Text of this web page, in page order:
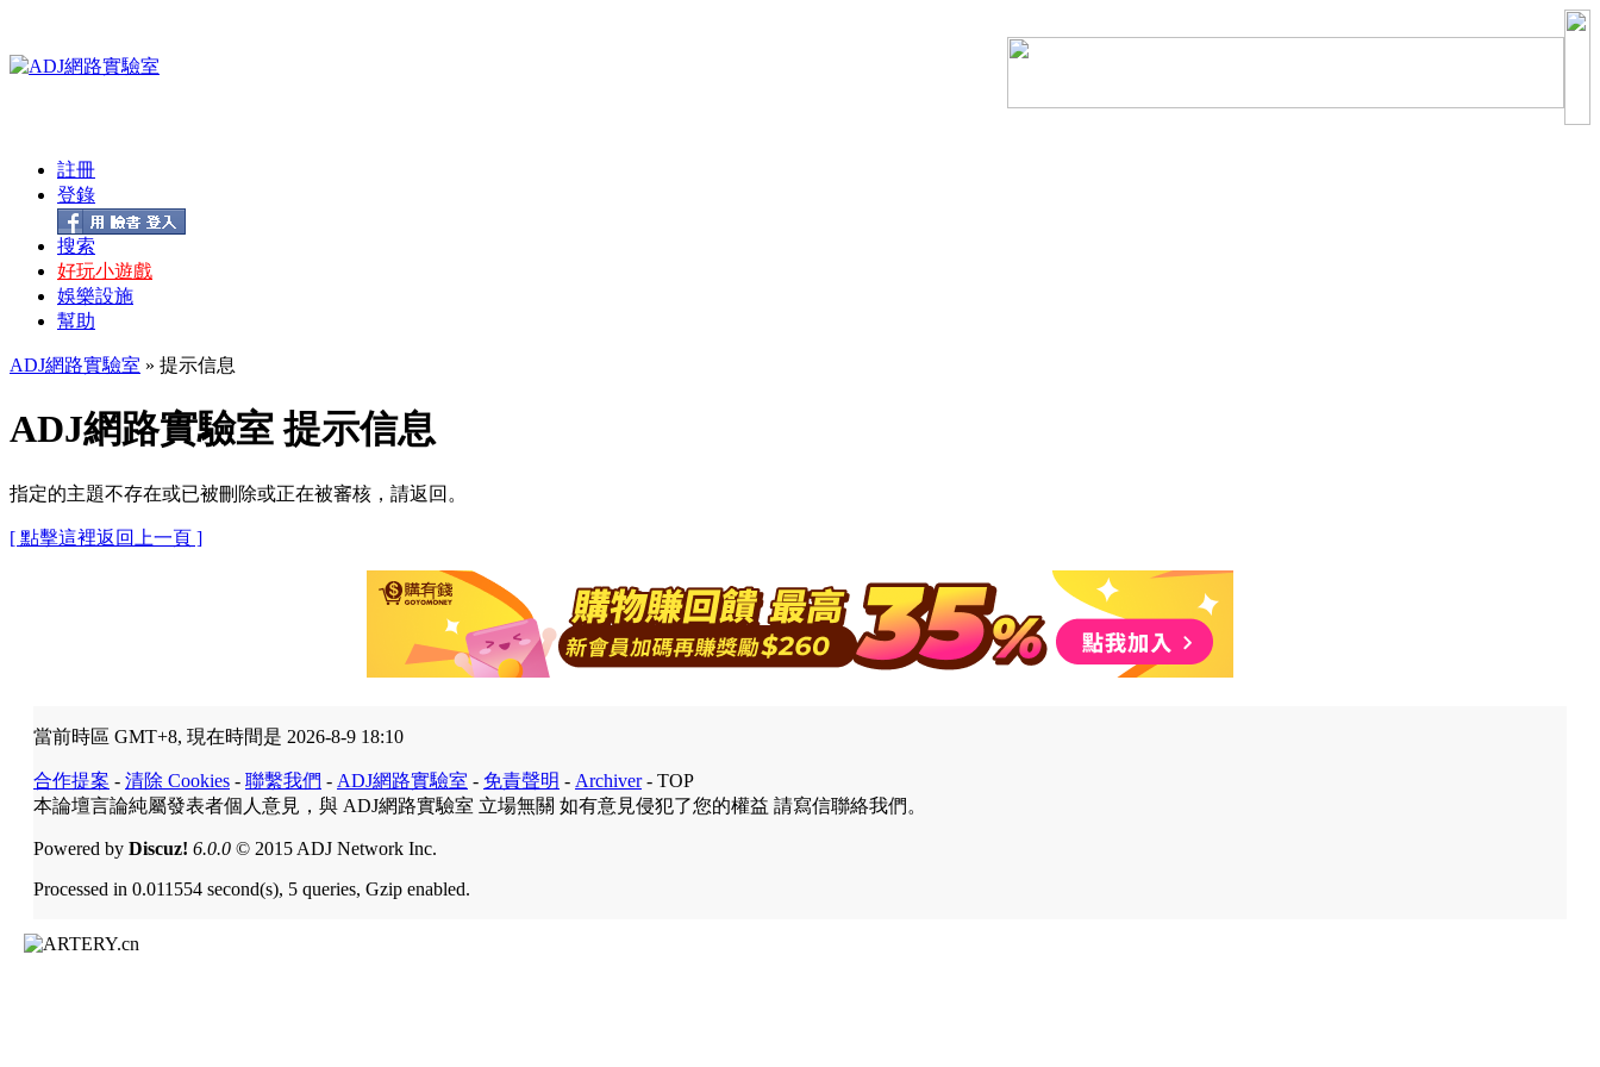
註冊
登錄
搜索
好玩小遊戲
娛樂設施
幫助
ADJ網路實驗室 » 提示信息
ADJ網路實驗室 提示信息
指定的主題不存在或已被刪除或正在被審核，請返回。
[ 點擊這裡返回上一頁 ]
當前時區 GMT+8, 現在時間是 2026-8-9 18:10
合作提案 - 清除 Cookies - 聯繫我們 - ADJ網路實驗室 - 免責聲明 - Archiver- TOP
本論壇言論純屬發表者個人意見，與 ADJ網路實驗室 立場無關 如有意見侵犯了您的權益 請寫信聯絡我們。
Powered by Discuz! 6.0.0 © 2015 ADJ Network Inc.
Processed in 0.011554 second(s), 5 queries, Gzip enabled.